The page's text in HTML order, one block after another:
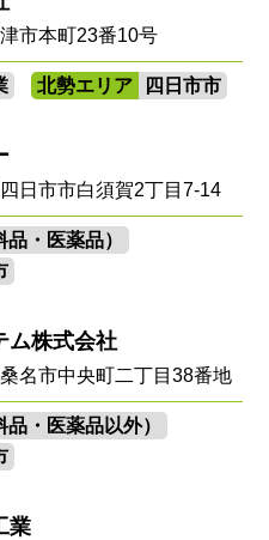
市本町23番10号
北勢エリア 四日市市
日市市白須賀2丁目7-14
・医薬品）
ム株式会社
名市中央町二丁目38番地
・医薬品以外）
業